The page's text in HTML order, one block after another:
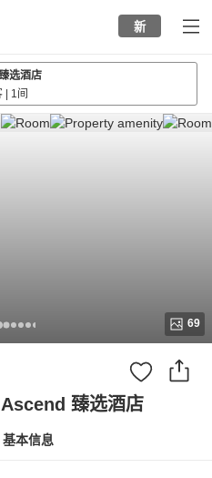
新
选酒店
1间
69
臻选酒店
基本信息